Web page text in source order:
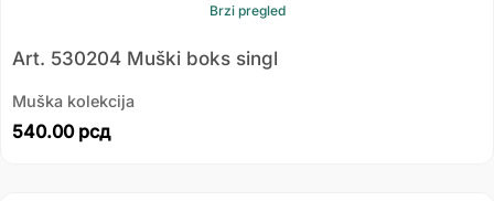
Brzi pregled
Art. 530204 Muški boks singl
Muška kolekcija
540.00 рсд